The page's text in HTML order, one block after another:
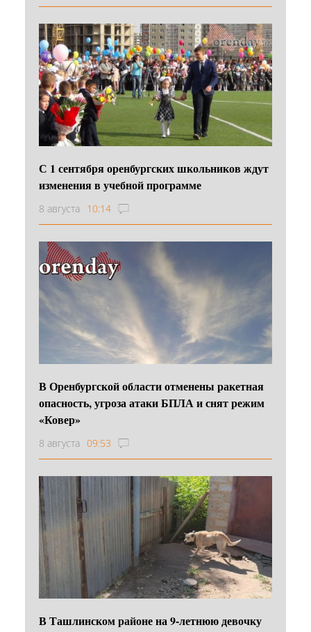
С 1 сентября оренбургских школьников ждут
изменения в учебной программе
8 августа 10:14
В Оренбургской области отменены ракетная
опасность, угроза атаки БПЛА и снят режим
«Ковер»
8 августа 09:53
В Ташлинском районе на 9-летнюю девочку